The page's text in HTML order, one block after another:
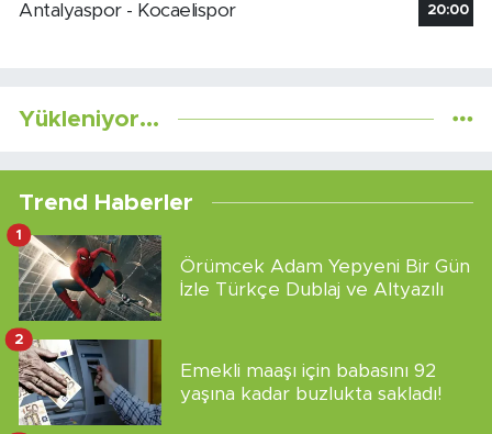
Antalyaspor - Kocaelispor 20:00
Yükleniyor...
Trend Haberler
Örümcek Adam Yepyeni Bir Gün
İzle Türkçe Dublaj ve Altyazılı
1
Emekli maaşı için babasını 92
yaşına kadar buzlukta sakladı!
2